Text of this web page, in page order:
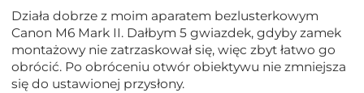
Działa dobrze z moim aparatem bezlusterkowym
Canon M6 Mark II. Dałbym 5 gwiazdek, gdyby zamek
montażowy nie zatrzaskował się, więc zbyt łatwo go
obrócić. Po obróceniu otwór obiektywu nie zmniejsza
się do ustawionej przysłony.